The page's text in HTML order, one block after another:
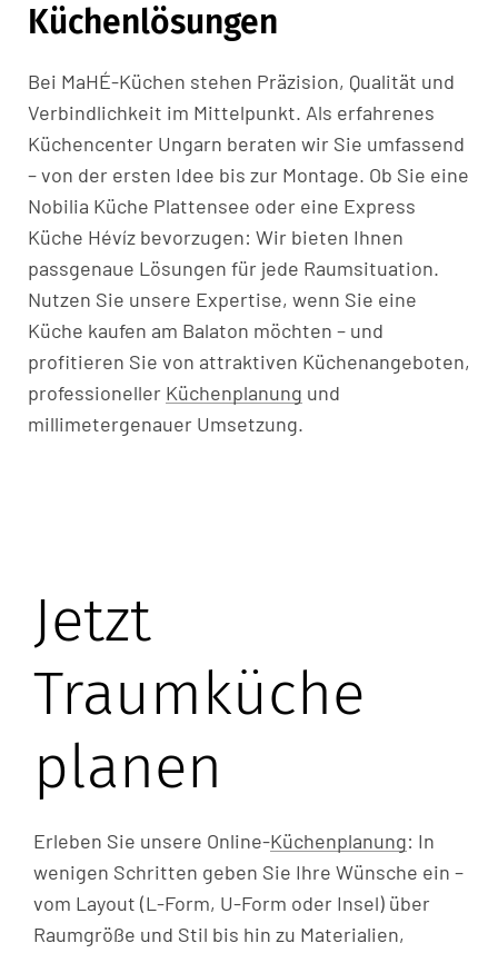
Küchenlösungen
Bei MaHÉ-Küchen stehen Präzision, Qualität und
Verbindlichkeit im Mittelpunkt. Als erfahrenes
Küchencenter Ungarn beraten wir Sie umfassend
– von der ersten Idee bis zur Montage. Ob Sie eine
Nobilia Küche Plattensee oder eine Express
Küche Hévíz bevorzugen: Wir bieten Ihnen
passgenaue Lösungen für jede Raumsituation.
Nutzen Sie unsere Expertise, wenn Sie eine
Küche kaufen am Balaton möchten – und
profitieren Sie von attraktiven Küchenangeboten,
professioneller Küchenplanung und
millimetergenauer Umsetzung.
Jetzt
Traumküche
planen
Erleben Sie unsere Online-Küchenplanung: In
wenigen Schritten geben Sie Ihre Wünsche ein –
vom Layout (L-Form, U-Form oder Insel) über
Raumgröße und Stil bis hin zu Materialien,